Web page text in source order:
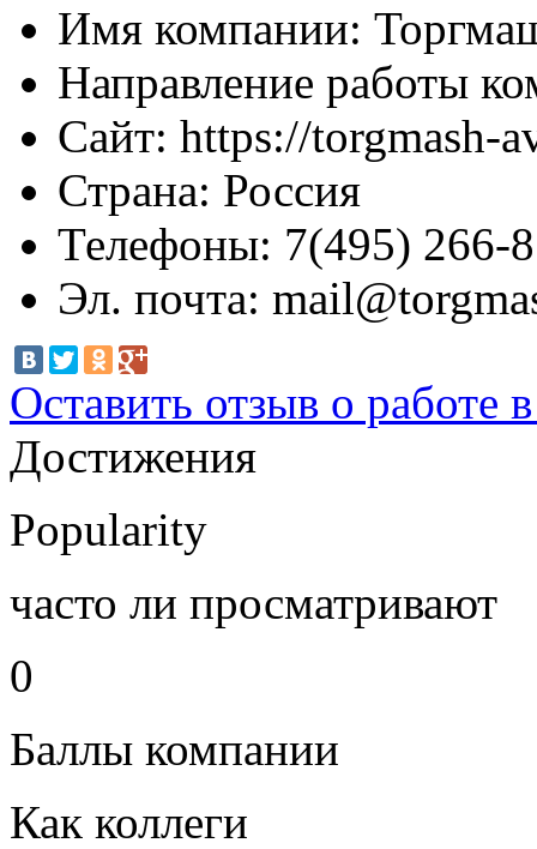
Имя компании:
Направление работы
Сайт: https://torgmash-
Страна: Россия
Телефоны: 7(495) 266-
Эл. почта:
Оставить отзыв о работе
Достижения
Popularity
часто ли просматривают
0
Баллы компании
Как коллеги